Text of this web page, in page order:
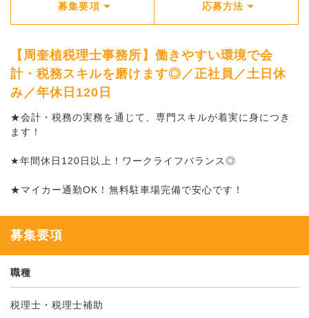
募集要項 応募方法
【周奎植税理士事務所】働きやすい環境で会
計・税務スキルを磨けます◎／正社員／土日休
み／年休日120日
★会計・税務の実務を通じて、専門スキルが着実に身につき
ます！
★年間休日120日以上！ワークライフバランス◎
★マイカー通勤OK！無料駐車場完備で安心です！
募集要項
職種
税理士・税理士補助